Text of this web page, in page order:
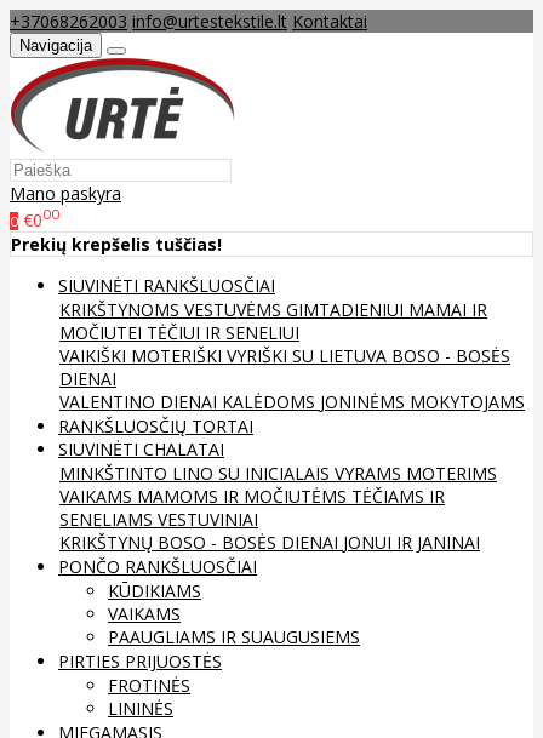
+37068262003 info@urtestekstile.lt Kontaktai
Navigacija
Mano paskyra
0 €000
Prekių krepšelis tuščias!
SIUVINĖTI RANKŠLUOSČIAI
KRIKŠTYNOMS VESTUVĖMS GIMTADIENIUI MAMAI IR
MOČIUTEI TĖČIUI IR SENELIUI
VAIKIŠKI MOTERIŠKI VYRIŠKI SU LIETUVA BOSO - BOSĖS
DIENAI
VALENTINO DIENAI KALĖDOMS JONINĖMS MOKYTOJAMS
RANKŠLUOSČIŲ TORTAI
SIUVINĖTI CHALATAI
MINKŠTINTO LINO SU INICIALAIS VYRAMS MOTERIMS
VAIKAMS MAMOMS IR MOČIUTĖMS TĖČIAMS IR
SENELIAMS VESTUVINIAI
KRIKŠTYNŲ BOSO - BOSĖS DIENAI JONUI IR JANINAI
PONČO RANKŠLUOSČIAI
KŪDIKIAMS
VAIKAMS
PAAUGLIAMS IR SUAUGUSIEMS
PIRTIES PRIJUOSTĖS
FROTINĖS
LININĖS
MIEGAMASIS